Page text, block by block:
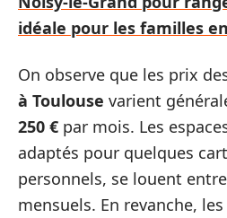
idéale pour les familles
On observe que les prix
à Toulouse varient
250 € par mois. Les
adaptés pour quelques
personnels, se louent
mensuels. En revanche,